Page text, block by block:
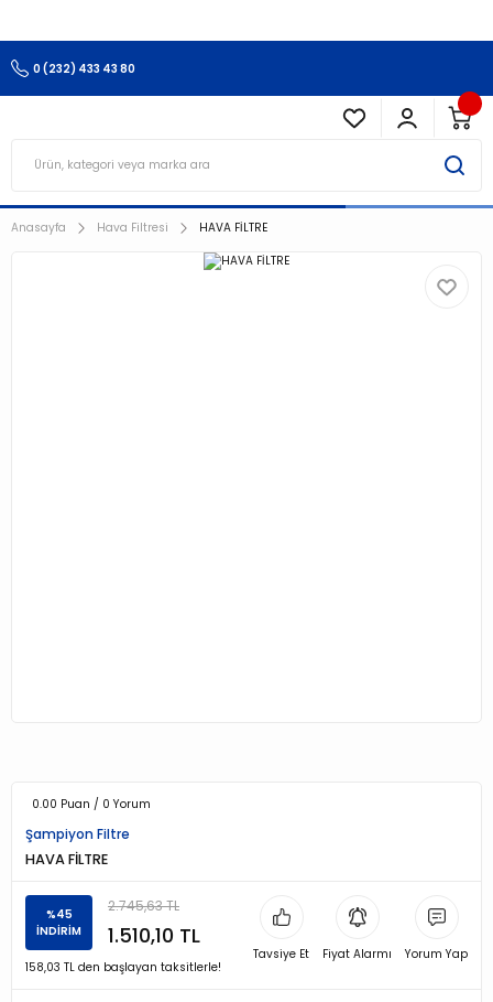
0 (232) 433 43 80
Anasayfa Hava Filtresi HAVA FİLTRE
0.00 Puan / 0 Yorum
Şampiyon Filtre
HAVA FİLTRE
%45
İNDİRİM
2.745,63 TL
1.510,10 TL
158,03 TL den başlayan taksitlerle!
Tavsiye Et Fiyat Alarmı Yorum Yap